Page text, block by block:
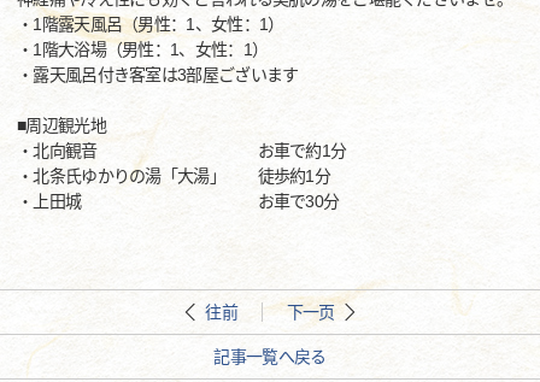
・1階露天風呂（男性：1、女性：1）
・1階大浴場（男性：1、女性：1）
・露天風呂付き客室は3部屋ございます
■周辺観光地
・北向観音 お車で約1分
・北条氏ゆかりの湯「大湯」 徒歩約1分
・上田城 お車で30分
往前 下一页
記事一覧へ戻る